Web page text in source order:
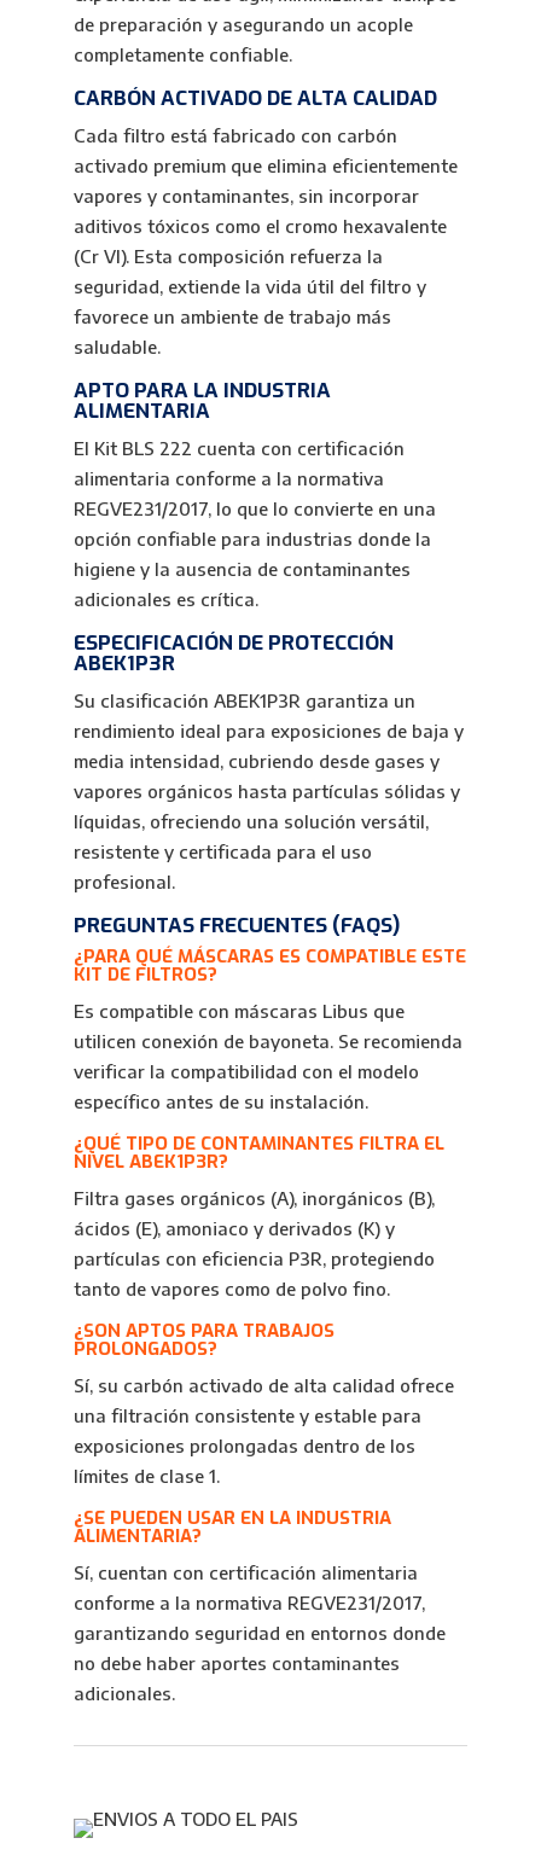
de preparación y asegurando un acople
completamente confiable.
CARBÓN ACTIVADO DE ALTA CALIDAD
Cada filtro está fabricado con carbón
activado premium que elimina eficientemente
vapores y contaminantes, sin incorporar
aditivos tóxicos como el cromo hexavalente
(Cr VI). Esta composición refuerza la
seguridad, extiende la vida útil del filtro y
favorece un ambiente de trabajo más
saludable.
APTO PARA LA INDUSTRIA
ALIMENTARIA
El Kit BLS 222 cuenta con certificación
alimentaria conforme a la normativa
REGVE231/2017, lo que lo convierte en una
opción confiable para industrias donde la
higiene y la ausencia de contaminantes
adicionales es crítica.
ESPECIFICACIÓN DE PROTECCIÓN
ABEK1P3R
Su clasificación ABEK1P3R garantiza un
rendimiento ideal para exposiciones de baja y
media intensidad, cubriendo desde gases y
vapores orgánicos hasta partículas sólidas y
líquidas, ofreciendo una solución versátil,
resistente y certificada para el uso
profesional.
PREGUNTAS FRECUENTES (FAQS)
¿PARA QUÉ MÁSCARAS ES COMPATIBLE ESTE
KIT DE FILTROS?
Es compatible con máscaras Libus que
utilicen conexión de bayoneta. Se recomienda
verificar la compatibilidad con el modelo
específico antes de su instalación.
¿QUÉ TIPO DE CONTAMINANTES FILTRA EL
NIVEL ABEK1P3R?
Filtra gases orgánicos (A), inorgánicos (B),
ácidos (E), amoniaco y derivados (K) y
partículas con eficiencia P3R, protegiendo
tanto de vapores como de polvo fino.
¿SON APTOS PARA TRABAJOS
PROLONGADOS?
Sí, su carbón activado de alta calidad ofrece
una filtración consistente y estable para
exposiciones prolongadas dentro de los
límites de clase 1.
¿SE PUEDEN USAR EN LA INDUSTRIA
ALIMENTARIA?
Sí, cuentan con certificación alimentaria
conforme a la normativa REGVE231/2017,
garantizando seguridad en entornos donde
no debe haber aportes contaminantes
adicionales.